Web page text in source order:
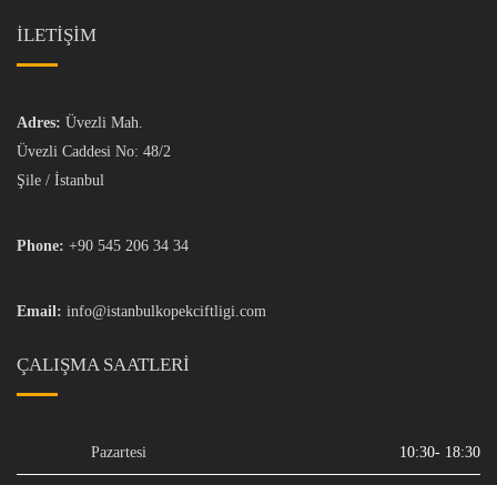
İLETİŞİM
Adres: Üvezli Mah.
Üvezli Caddesi No: 48/2
Şile / İstanbul
Phone: +90 545 206 34 34
Email: info@istanbulkopekciftligi.com
ÇALIŞMA SAATLERI
Pazartesi 10:30- 18:30